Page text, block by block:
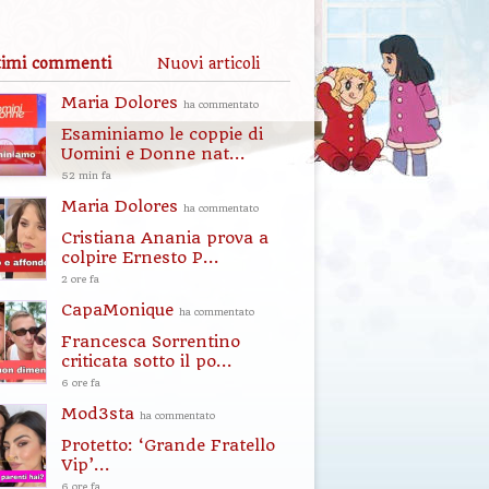
commenti Nuovi articoli
Maria Dolores ha commentato
Esaminiamo le coppie di
Uomini e Donne nat...
52 min fa
Maria Dolores ha commentato
Cristiana Anania prova a
colpire Ernesto P...
2 ore fa
CapaMonique ha commentato
Francesca Sorrentino
criticata sotto il po...
6 ore fa
Mod3sta ha commentato
Protetto: ‘Grande Fratello
Vip’...
6 ore fa